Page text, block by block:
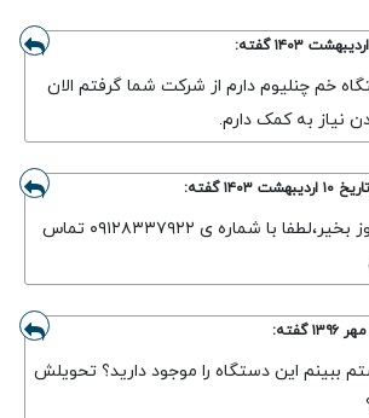
گفته:
خم چنلیوم دارم از شرکت شما گرفتم الان
نیاز به کمک دارم.
۱۰ اردیبهشت ۱۴۰۳ گفته:
سلام روز بخیر،لطفا با شماره ی ۰۹۱۲۸۳۳۷۹۲۲ تماس
گفته:
ببینم این دستگاه را موجود دارید؟ تحویلش